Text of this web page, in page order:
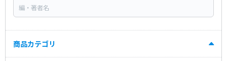
商品カテゴリ